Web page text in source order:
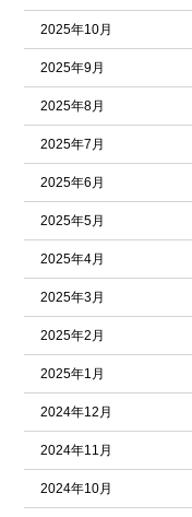
2025年10月
2025年9月
2025年8月
2025年7月
2025年6月
2025年5月
2025年4月
2025年3月
2025年2月
2025年1月
2024年12月
2024年11月
2024年10月